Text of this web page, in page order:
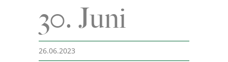
Besucherbergwerk
Museum
30. Juni
26.06.2023